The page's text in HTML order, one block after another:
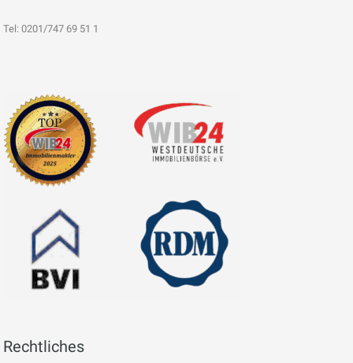
Tel: 0201/747 69 51 1
Rechtliches